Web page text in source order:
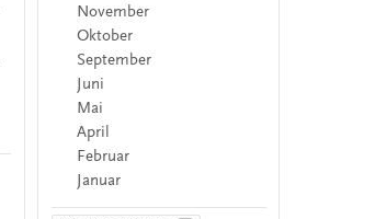
November
Oktober
September
Juni
Mai
April
Februar
Januar